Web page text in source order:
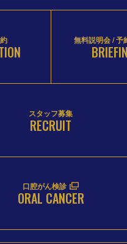
無料説明会 / 予
スタッフ募集
RECRUIT
口腔がん検診
ORAL CANCER